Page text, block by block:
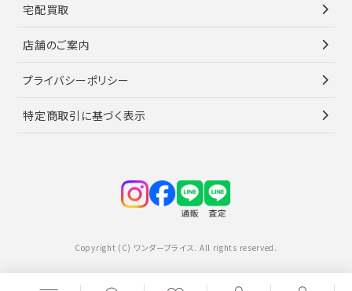
宅配買取
店舗のご案内
プライバシーポリシー
特定商取引に基づく表示
Copyright (C) ワンダープライス. All rights reserved.